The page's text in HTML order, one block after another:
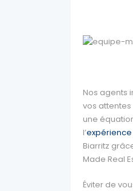
Nos agents
vos
une
l’expérience
Biarritz
Made Real
Éviter de